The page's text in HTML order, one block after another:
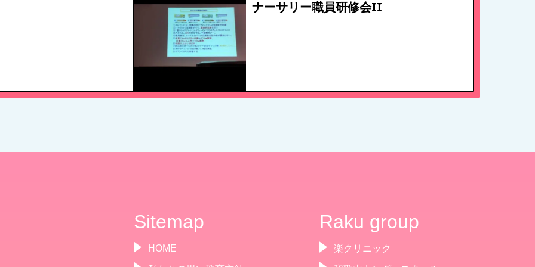
入園案内
お問い合わせ
病児保育について
ナーサリー職員研修会II
Sitemap
HOME
Raku group
楽クリニック